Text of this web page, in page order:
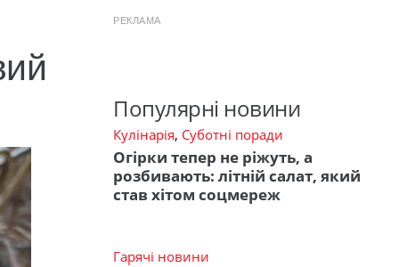
РЕКЛАМА
Популярні новини
Кулінарія, Суботні поради
Огірки тепер не ріжуть, а
розбивають: літній салат, який
став хітом соцмереж
Гарячі новини